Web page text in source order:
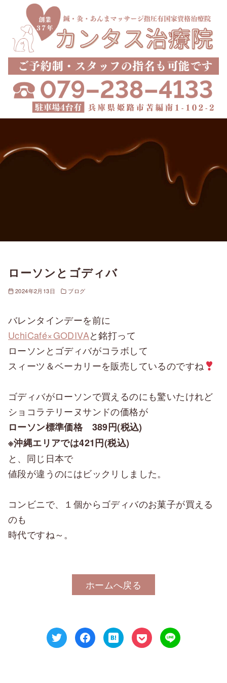
ローソンとゴディバ
2024年2月13日 ブログ
バレンタインデーを前に
UchiCafé×GODIVAと銘打って
ローソンとゴディバがコラボして
スィーツ＆ベーカリーを販売しているのですね
ゴディバがローソンで買えるのにも驚いたけれど
ショコラテリーヌサンドの価格が
ローソン標準価格 389円(税込)
※沖縄エリアでは421円(税込)
と、同じ日本で
値段が違うのにはビックリしました。
コンビニで、１個からゴディバのお菓子が買える
のも
時代ですね～。
ホームへ戻る